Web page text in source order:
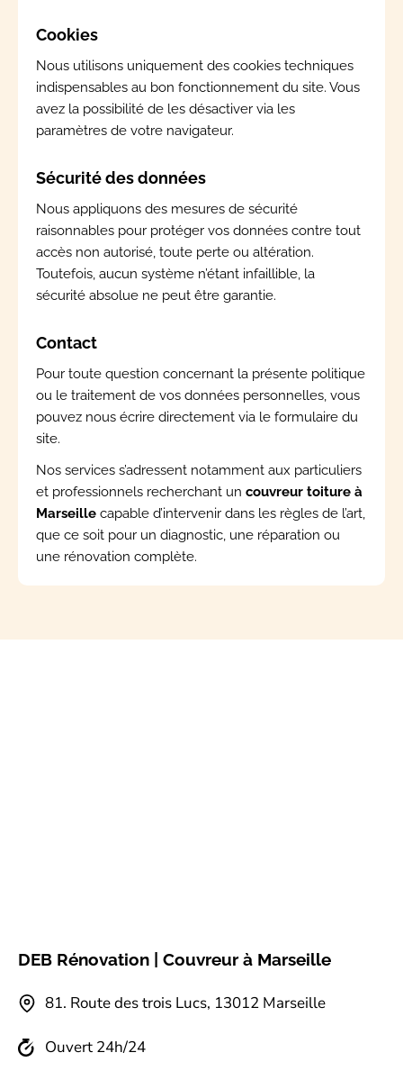
Cookies
Nous utilisons uniquement des cookies techniques
indispensables au bon fonctionnement du site. Vous
avez la possibilité de les désactiver via les
paramètres de votre navigateur.
Sécurité des données
Nous appliquons des mesures de sécurité
raisonnables pour protéger vos données contre tout
accès non autorisé, toute perte ou altération.
Toutefois, aucun système n’étant infaillible, la
sécurité absolue ne peut être garantie.
Contact
Pour toute question concernant la présente politique
ou le traitement de vos données personnelles, vous
pouvez nous écrire directement via le formulaire du
site.
Nos services s’adressent notamment aux particuliers
et professionnels recherchant un couvreur toiture à
Marseille capable d’intervenir dans les règles de l’art,
que ce soit pour un diagnostic, une réparation ou
une rénovation complète.
DEB Rénovation | Couvreur à Marseille
81.⁠ ⁠Route des trois Lucs, 13012 Marseille
Ouvert 24h/24